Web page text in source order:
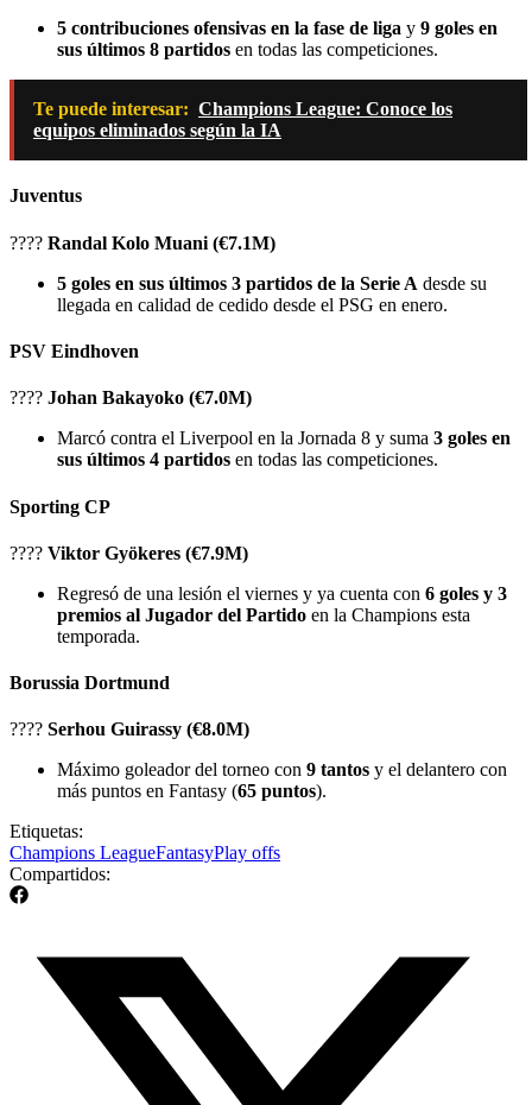
5 contribuciones ofensivas en la fase de liga y 9 goles en
sus últimos 8 partidos en todas las competiciones.
Te puede interesar: Champions League: Conoce los
equipos eliminados según la IA
Juventus
???? Randal Kolo Muani (€7.1M)
5 goles en sus últimos 3 partidos de la Serie A desde su
llegada en calidad de cedido desde el PSG en enero.
PSV Eindhoven
???? Johan Bakayoko (€7.0M)
Marcó contra el Liverpool en la Jornada 8 y suma 3 goles en
sus últimos 4 partidos en todas las competiciones.
Sporting CP
???? Viktor Gyökeres (€7.9M)
Regresó de una lesión el viernes y ya cuenta con 6 goles y 3
premios al Jugador del Partido en la Champions esta
temporada.
Borussia Dortmund
???? Serhou Guirassy (€8.0M)
Máximo goleador del torneo con 9 tantos y el delantero con
más puntos en Fantasy (65 puntos).
Etiquetas:
Champions LeagueFantasyPlay offs
Compartidos: